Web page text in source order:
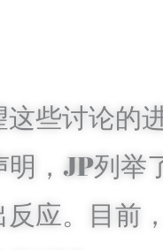
些讨论的
，JP列
应。目前